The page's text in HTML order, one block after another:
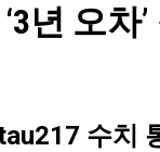
년 오차
수치